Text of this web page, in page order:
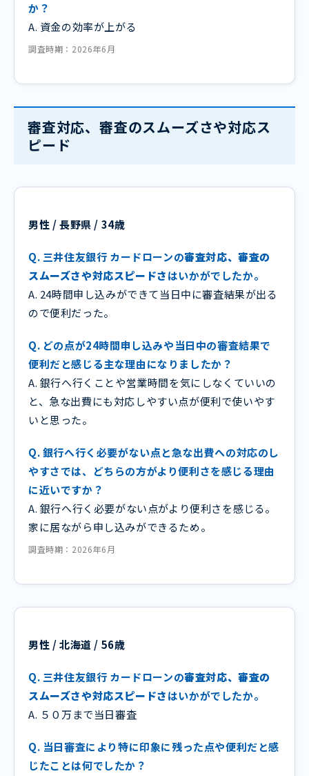
か？
A. 資金の効率が上がる
調査時期：2026年6月
審査対応、審査のスムーズさや対応ス
ピード
男性 / 長野県 / 34歳
Q. 三井住友銀行 カードローンの審査対応、審査の
スムーズさや対応スピードさはいかがでしたか。
A. 24時間申し込みができて当日中に審査結果が出る
ので便利だった。
Q. どの点が24時間申し込みや当日中の審査結果で
便利だと感じる主な理由になりましたか？
A. 銀行へ行くことや営業時間を気にしなくていいの
と、急な出費にも対応しやすい点が便利で使いやす
いと思った。
Q. 銀行へ行く必要がない点と急な出費への対応のし
やすさでは、どちらの方がより便利さを感じる理由
に近いですか？
A. 銀行へ行く必要がない点がより便利さを感じる。
家に居ながら申し込みができるため。
調査時期：2026年6月
男性 / 北海道 / 56歳
Q. 三井住友銀行 カードローンの審査対応、審査の
スムーズさや対応スピードさはいかがでしたか。
A. ５０万まで当日審査
Q. 当日審査により特に印象に残った点や便利だと感
じたことは何でしたか？